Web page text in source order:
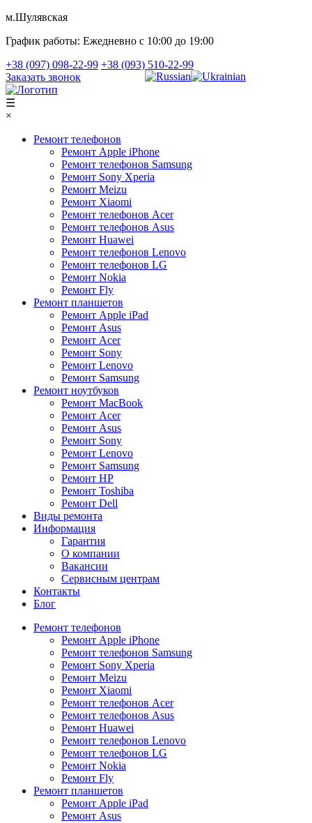
м.Шулявская
График работы: Ежедневно с 10:00 до 19:00
+38 (097) 098-22-99 +38 (093) 510-22-99
Заказать звонок
☰
×
Ремонт телефонов
Ремонт Apple iPhone
Ремонт телефонов Samsung
Ремонт Sony Xperia
Ремонт Meizu
Ремонт Xiaomi
Ремонт телефонов Acer
Ремонт телефонов Asus
Ремонт Huawei
Ремонт телефонов Lenovo
Ремонт телефонов LG
Ремонт Nokia
Ремонт Fly
Ремонт планшетов
Ремонт Apple iPad
Ремонт Asus
Ремонт Acer
Ремонт Sony
Ремонт Lenovo
Ремонт Samsung
Ремонт ноутбуков
Ремонт MacBook
Ремонт Acer
Ремонт Asus
Ремонт Sony
Ремонт Lenovo
Ремонт Samsung
Ремонт HP
Ремонт Toshiba
Ремонт Dell
Виды ремонта
Информация
Гарантия
О компании
Вакансии
Сервисным центрам
Контакты
Блог
Ремонт телефонов
Ремонт Apple iPhone
Ремонт телефонов Samsung
Ремонт Sony Xperia
Ремонт Meizu
Ремонт Xiaomi
Ремонт телефонов Acer
Ремонт телефонов Asus
Ремонт Huawei
Ремонт телефонов Lenovo
Ремонт телефонов LG
Ремонт Nokia
Ремонт Fly
Ремонт планшетов
Ремонт Apple iPad
Ремонт Asus